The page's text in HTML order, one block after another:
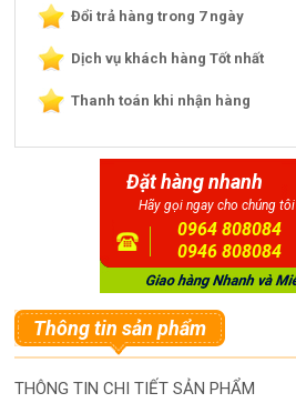
Đổi trả hàng trong 7 ngày
Dịch vụ khách hàng Tốt nhất
Thanh toán khi nhận hàng
Đặt hàng nhanh
Hãy gọi ngay cho chúng tôi
0964 808084
0946 808084
Thông tin sản phẩm
THÔNG TIN CHI TIẾT SẢN PHẨM